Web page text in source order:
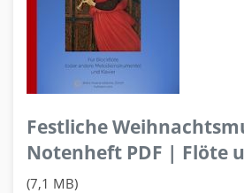
Festliche
Notenheft PDF | Flöte
(7,1 MB)